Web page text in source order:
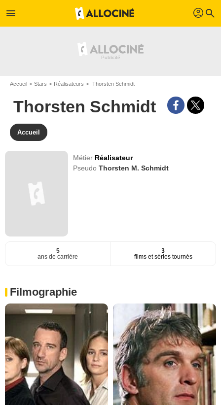
menu profil search
Accueil Stars Réalisateurs Thorsten Schmidt
Thorsten Schmidt
Accueil
Métier Réalisateur
PseudoThorsten M. Schmidt
5
ans de carrière
3
films et séries tournés
Filmographie